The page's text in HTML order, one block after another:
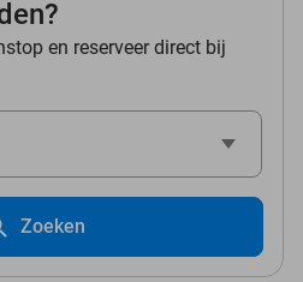
en reserveer direct bij
Zoeken